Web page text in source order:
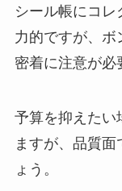
シール帳にコ
力的ですが、ボ
密着に注意が必
予算を抑えたい
ますが、品質
ょう。